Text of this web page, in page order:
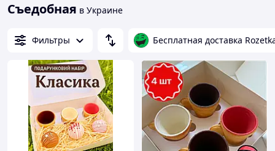
Съедобная в Украине
Фильтры Бесплатная доставка